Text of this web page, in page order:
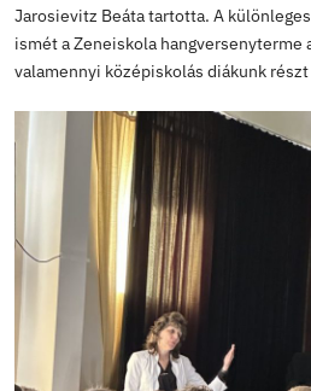
24/25,Alumni
Tanévünk utolsó MTA által
tudós, a „Budapest XIV.
TERMÉSZETI munkaközösség
neveléstudomány doktora
Jarosievitz Beáta tartotta. A
ismét a Zeneiskola
valamennyi középiskolás